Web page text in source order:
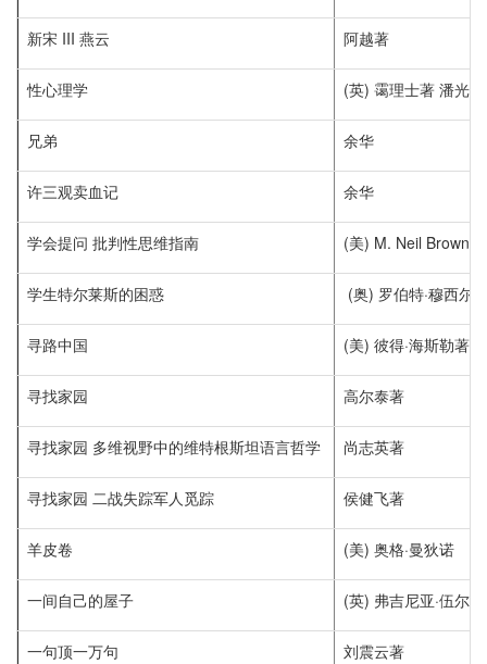
新宋 III 燕云 阿越著
性心理学 (英) 霭理士著 潘光
兄弟 余华
许三观卖血记 余华
学会提问 批判性思维指南 (美) M. Neil
学生特尔莱斯的困惑 (奥) 罗伯特·穆西尔
寻路中国 (美) 彼得·海斯勒著
寻找家园 高尔泰著
寻找家园 多维视野中的维特根斯坦语言哲学 尚志英著
寻找家园 二战失踪军人觅踪 侯健飞著
羊皮卷 (美) 奥格·曼狄诺
一间自己的屋子 (英) 弗吉尼亚·伍尔
一句顶一万句 刘震云著